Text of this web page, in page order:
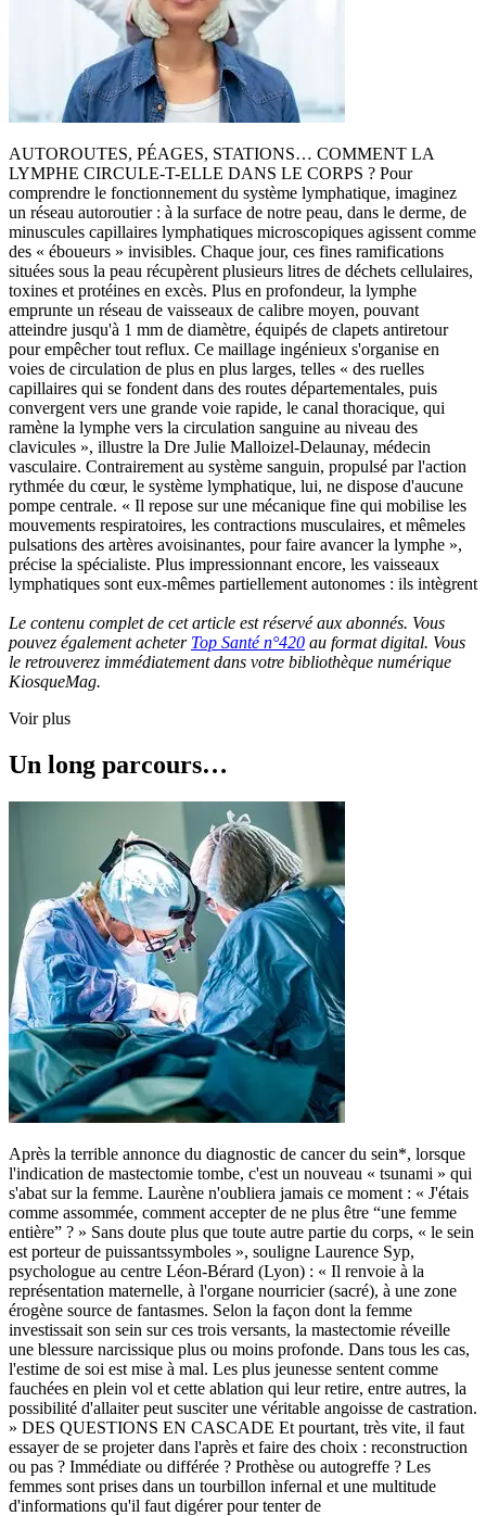
AUTOROUTES, PÉAGES, STATIONS… COMMENT LA
LYMPHE CIRCULE-T-ELLE DANS LE CORPS ? Pour
comprendre le fonctionnement du système lymphatique, imaginez
un réseau autoroutier : à la surface de notre peau, dans le derme, de
minuscules capillaires lymphatiques microscopiques agissent comme
des « éboueurs » invisibles. Chaque jour, ces fines ramifications
situées sous la peau récupèrent plusieurs litres de déchets cellulaires,
toxines et protéines en excès. Plus en profondeur, la lymphe
emprunte un réseau de vaisseaux de calibre moyen, pouvant
atteindre jusqu'à 1 mm de diamètre, équipés de clapets antiretour
pour empêcher tout reflux. Ce maillage ingénieux s'organise en
voies de circulation de plus en plus larges, telles « des ruelles
capillaires qui se fondent dans des routes départementales, puis
convergent vers une grande voie rapide, le canal thoracique, qui
ramène la lymphe vers la circulation sanguine au niveau des
clavicules », illustre la Dre Julie Malloizel-Delaunay, médecin
vasculaire. Contrairement au système sanguin, propulsé par l'action
rythmée du cœur, le système lymphatique, lui, ne dispose d'aucune
pompe centrale. « Il repose sur une mécanique fine qui mobilise les
mouvements respiratoires, les contractions musculaires, et mêmeles
pulsations des artères avoisinantes, pour faire avancer la lymphe »,
précise la spécialiste. Plus impressionnant encore, les vaisseaux
lymphatiques sont eux-mêmes partiellement autonomes : ils intègrent
Le contenu complet de cet article est réservé aux abonnés. Vous
pouvez également acheter Top Santé n°420 au format digital. Vous
le retrouverez immédiatement dans votre bibliothèque numérique
KiosqueMag.
Voir plus
Un long parcours…
Après la terrible annonce du diagnostic de cancer du sein*, lorsque
l'indication de mastectomie tombe, c'est un nouveau « tsunami » qui
s'abat sur la femme. Laurène n'oubliera jamais ce moment : « J'étais
comme assommée, comment accepter de ne plus être “une femme
entière” ? » Sans doute plus que toute autre partie du corps, « le sein
est porteur de puissantssymboles », souligne Laurence Syp,
psychologue au centre Léon-Bérard (Lyon) : « Il renvoie à la
représentation maternelle, à l'organe nourricier (sacré), à une zone
érogène source de fantasmes. Selon la façon dont la femme
investissait son sein sur ces trois versants, la mastectomie réveille
une blessure narcissique plus ou moins profonde. Dans tous les cas,
l'estime de soi est mise à mal. Les plus jeunesse sentent comme
fauchées en plein vol et cette ablation qui leur retire, entre autres, la
possibilité d'allaiter peut susciter une véritable angoisse de castration.
» DES QUESTIONS EN CASCADE Et pourtant, très vite, il faut
essayer de se projeter dans l'après et faire des choix : reconstruction
ou pas ? Immédiate ou différée ? Prothèse ou autogreffe ? Les
femmes sont prises dans un tourbillon infernal et une multitude
d'informations qu'il faut digérer pour tenter de